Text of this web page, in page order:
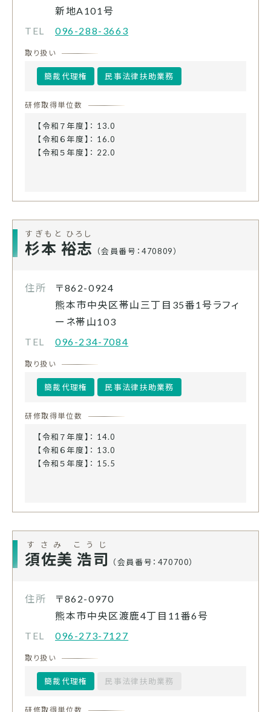
新地A101号
TEL
096-288-3663
取り扱い
簡裁代理権 民事法律扶助業務
研修取得単位数
【令和７年度】： 13.0
【令和６年度】： 16.0
【令和５年度】： 22.0
杉本 裕志
すぎもと ひろし
（会員番号：470809）
住所
〒862-0924
熊本市中央区帯山三丁目35番1号ラフィ
ーネ帯山103
TEL
096-234-7084
取り扱い
簡裁代理権 民事法律扶助業務
研修取得単位数
【令和７年度】： 14.0
【令和６年度】： 13.0
【令和５年度】： 15.5
須佐美 浩司
すさみ こうじ
（会員番号：470700）
住所
〒862-0970
熊本市中央区渡鹿4丁目11番6号
TEL
096-273-7127
取り扱い
簡裁代理権 民事法律扶助業務
研修取得単位数